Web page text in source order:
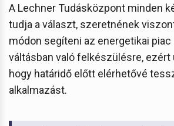
A Lechner Tudásközpont minden
tudja a választ, szeretnének
módon segíteni az energetikai
váltásban való felkészülésre, ezért
hogy határidő előtt elérhetővé
alkalmazást.